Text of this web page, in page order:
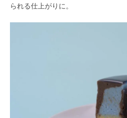
られる仕上がりに。